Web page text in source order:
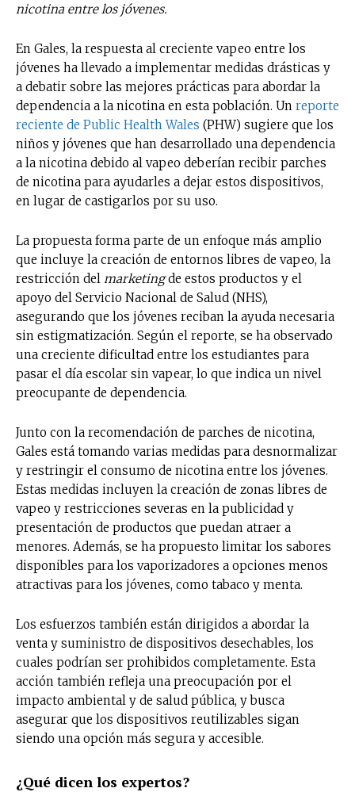
nicotina entre los jóvenes.
En Gales, la respuesta al creciente vapeo entre los
jóvenes ha llevado a implementar medidas drásticas y
a debatir sobre las mejores prácticas para abordar la
dependencia a la nicotina en esta población. Un reporte
reciente de Public Health Wales (PHW) sugiere que los
niños y jóvenes que han desarrollado una dependencia
a la nicotina debido al vapeo deberían recibir parches
de nicotina para ayudarles a dejar estos dispositivos,
en lugar de castigarlos por su uso.
La propuesta forma parte de un enfoque más amplio
que incluye la creación de entornos libres de vapeo, la
restricción del marketingde estos productos y el
apoyo del Servicio Nacional de Salud (NHS),
asegurando que los jóvenes reciban la ayuda necesaria
sin estigmatización. Según el reporte, se ha observado
una creciente dificultad entre los estudiantes para
pasar el día escolar sin vapear, lo que indica un nivel
preocupante de dependencia.
Junto con la recomendación de parches de nicotina,
Gales está tomando varias medidas para desnormalizar
y restringir el consumo de nicotina entre los jóvenes.
Estas medidas incluyen la creación de zonas libres de
vapeo y restricciones severas en la publicidad y
presentación de productos que puedan atraer a
menores. Además, se ha propuesto limitar los sabores
disponibles para los vaporizadores a opciones menos
atractivas para los jóvenes, como tabaco y menta.
Los esfuerzos también están dirigidos a abordar la
venta y suministro de dispositivos desechables, los
cuales podrían ser prohibidos completamente. Esta
acción también refleja una preocupación por el
impacto ambiental y de salud pública, y busca
asegurar que los dispositivos reutilizables sigan
siendo una opción más segura y accesible.
¿Qué dicen los expertos?